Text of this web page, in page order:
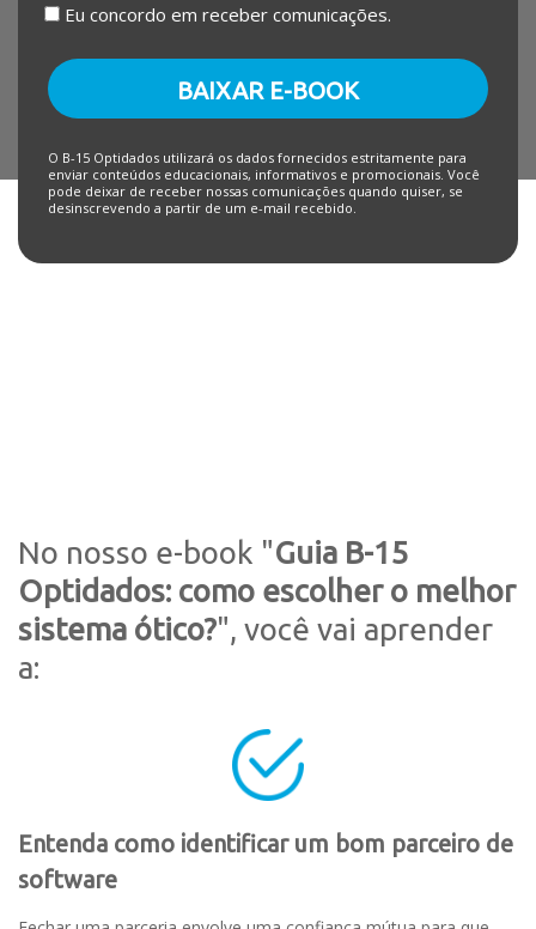
Eu concordo em receber comunicações.
BAIXAR E-BOOK
O B-15 Optidados utilizará os dados fornecidos estritamente para
enviar conteúdos educacionais, informativos e promocionais. Você
pode deixar de receber nossas comunicações quando quiser, se
desinscrevendo a partir de um e-mail recebido.
No nosso e-book "Guia B-15
Optidados: como escolher o melhor
sistema ótico?", você vai aprender
a:
Entenda como identificar um bom parceiro de
software